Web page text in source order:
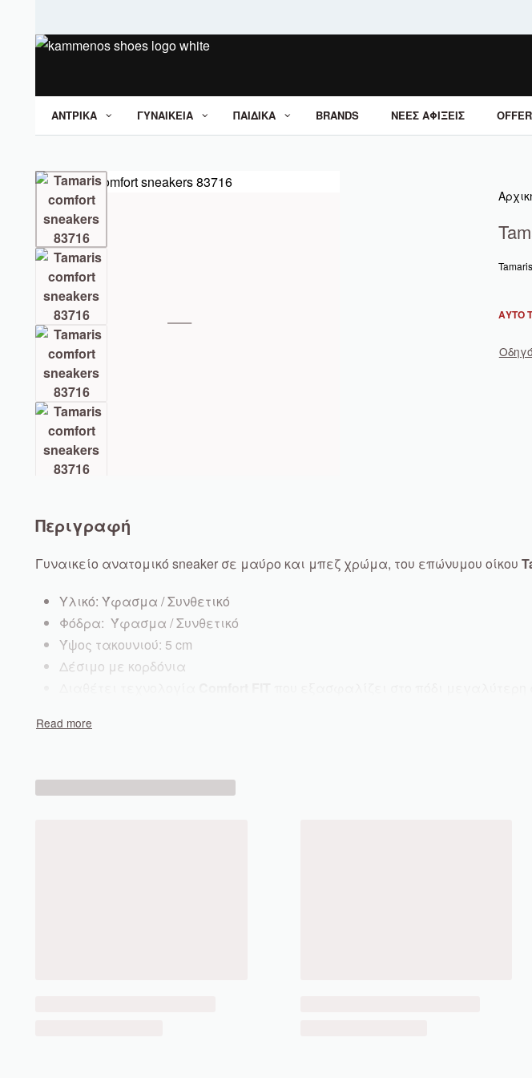
ΑΝΤΡΙΚΑ ΓΥΝΑΙΚΕΙΑ ΠΑΙΔΙΚΑ BRANDS ΝΕΕΣ ΑΦΙΞΕΙΣ
Tamaris
ΑΥΤΌ
Περιγραφή
Γυναικείο ανατομικό sneaker σε μαύρο και μπεζ χρώμα, του επώνυμου οίκου
Υλικό: Ύφασμα / Συνθετικό
Φόδρα: Ύφασμα / Συνθετικό
Ύψος τακουνιού: 5 cm
Δέσιμο με κορδόνια